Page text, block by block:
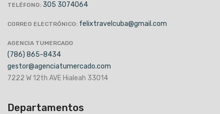
TELÉFONO: 305 3074064
CORREO ELECTRÓNICO: felixtravelcuba@gmail.com
AGENCIA TUMERCADO
(786) 865-8434
gestor@agenciatumercado.com
7222 W 12th AVE Hialeah 33014
Departamentos